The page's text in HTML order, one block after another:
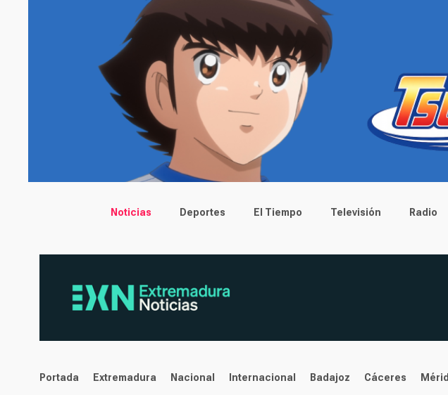
Main menu
Noticias Deportes El Tiempo Televisión Radio
noticias
Portada Extremadura Nacional Internacional Badajoz Cáceres